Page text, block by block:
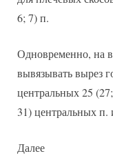
6; 7) п.
Одновременно, на
вывязывать вырез
центральных 25
31) центральных п.
Далее